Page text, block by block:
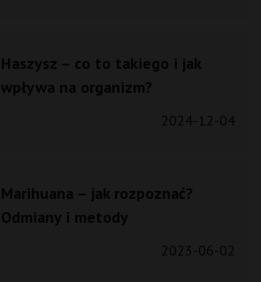
Haszysz – co to takiego i jak
wpływa na organizm?
2024-12-04
Marihuana – jak rozpoznać?
Odmiany i metody
2023-06-02